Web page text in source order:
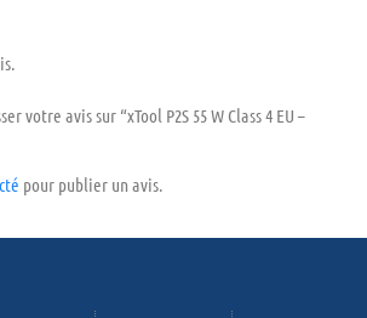
votre avis sur “xTool P2S 55 W Class 4 EU –
pour publier un avis.